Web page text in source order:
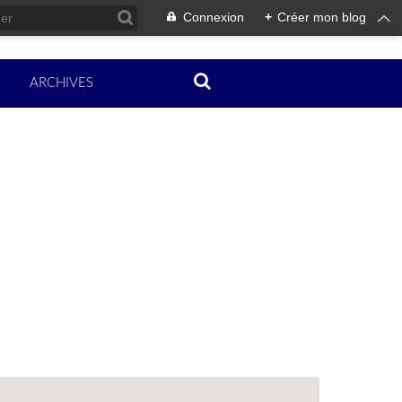
Connexion + Créer mon blog
ARCHIVES